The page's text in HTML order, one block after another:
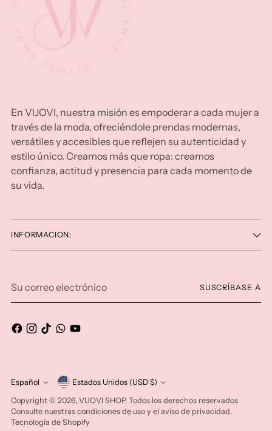
En VIJOVI, nuestra misión es empoderar a cada mujer a
través de la moda, ofreciéndole prendas modernas,
versátiles y accesibles que reflejen su autenticidad y
estilo único. Creamos más que ropa: creamos
confianza, actitud y presencia para cada momento de
su vida.
INFORMACION:
correo
SUSCRÍBASE A
idioma
Español moneda Estados Unidos (USD $)
Copyright © 2026, VIJOVI SHOP. Todos los derechos reservados
Consulte nuestras condiciones de uso y el aviso de privacidad.
Tecnología de Shopify